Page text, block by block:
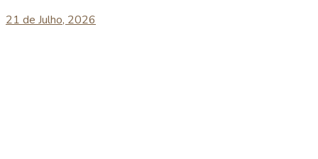
21 de Julho, 2026